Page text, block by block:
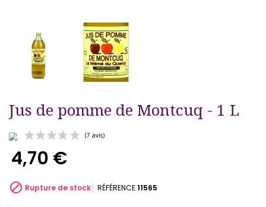
Jus de pomme de Montcuq - 1 L
4,70 €
 Rupture de stock RÉFÉRENCE11565